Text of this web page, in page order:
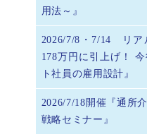
用法～』
2026/7/8・7/14 リア
178万円に引上げ！
ト社員の雇用設計』
2026/7/18開催『通所
戦略セミナー』